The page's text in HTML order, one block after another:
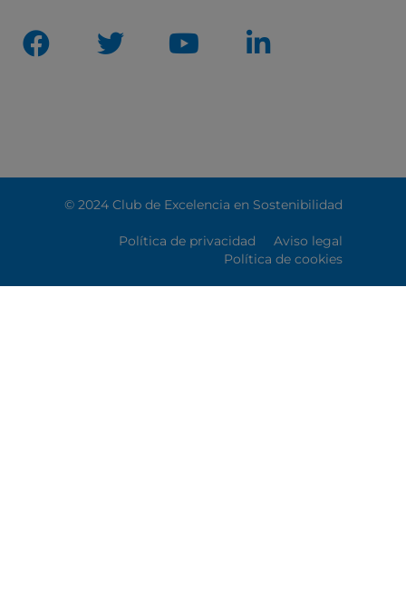
© 2024 Club de Excelencia en Sostenibilidad
Política de privacidad
Aviso legal
Política de cookies